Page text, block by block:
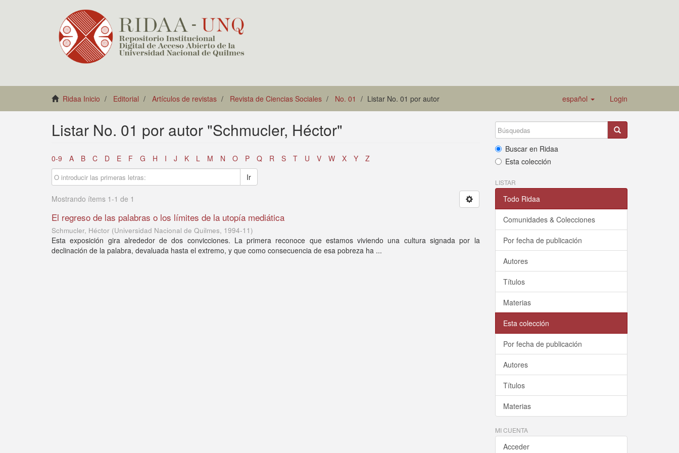
Ridaa Inicio Editorial Artículos de revistas Revista de Ciencias Sociales No. 01 Listar No. 01 por autor español Login
Listar No. 01 por autor "Schmucler, Héctor"
0-9 A B C D E F G H I J K L M N O P Q R S T U V W X Y
Z
Ir
Mostrando ítems 1-1 de 1
El regreso de las palabras o los límites de la utopía mediática
Schmucler, Héctor (Universidad Nacional de Quilmes, 1994-11)
Esta exposición gira alrededor de dos convicciones. La primera reconoce que estamos viviendo una cultura signada por la
declinación de la palabra, devaluada hasta el extremo, y que como consecuencia de esa pobreza ha ...
Buscar en Ridaa
Esta colección
LISTAR
Todo Ridaa
Comunidades & Colecciones
Por fecha de publicación
Autores
Títulos
Materias
Esta colección
Por fecha de publicación
Autores
Títulos
Materias
MI CUENTA
Acceder